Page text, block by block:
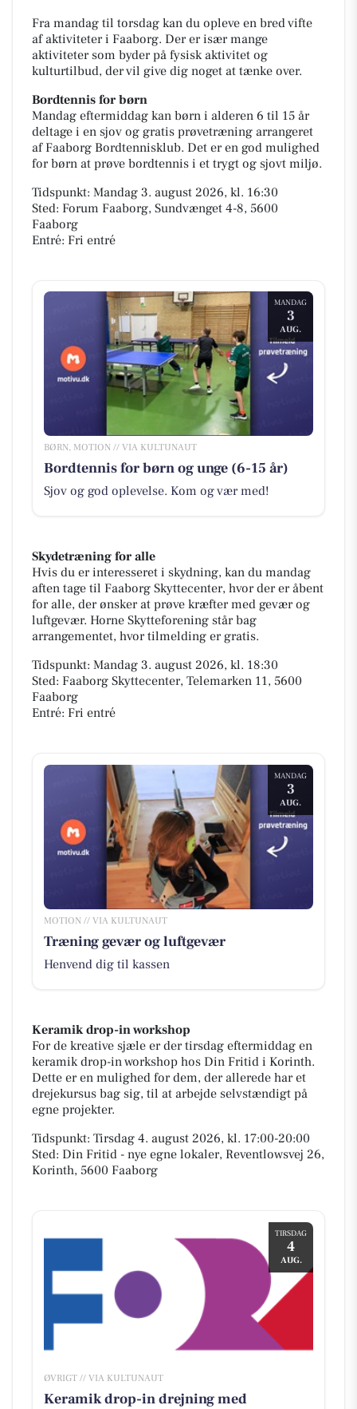
Fra mandag til torsdag kan du opleve en bred vifte
af aktiviteter i Faaborg. Der er især mange
aktiviteter som byder på fysisk aktivitet og
kulturtilbud, der vil give dig noget at tænke over.
Bordtennis for børn
Mandag eftermiddag kan børn i alderen 6 til 15 år
deltage i en sjov og gratis prøvetræning arrangeret
af Faaborg Bordtennisklub. Det er en god mulighed
for børn at prøve bordtennis i et trygt og sjovt miljø.
Tidspunkt: Mandag 3. august 2026, kl. 16:30
Sted: Forum Faaborg, Sundvænget 4-8, 5600
Faaborg
Entré: Fri entré
MANDAG
3
AUG.
BØRN, MOTION // VIA KULTUNAUT
Bordtennis for børn og unge (6-15 år)
Sjov og god oplevelse. Kom og vær med!
Skydetræning for alle
Hvis du er interesseret i skydning, kan du mandag
aften tage til Faaborg Skyttecenter, hvor der er åbent
for alle, der ønsker at prøve kræfter med gevær og
luftgevær. Horne Skytteforening står bag
arrangementet, hvor tilmelding er gratis.
Tidspunkt: Mandag 3. august 2026, kl. 18:30
Sted: Faaborg Skyttecenter, Telemarken 11, 5600
Faaborg
Entré: Fri entré
MANDAG
3
AUG.
MOTION // VIA KULTUNAUT
Træning gevær og luftgevær
Henvend dig til kassen
Keramik drop-in workshop
For de kreative sjæle er der tirsdag eftermiddag en
keramik drop-in workshop hos Din Fritid i Korinth.
Dette er en mulighed for dem, der allerede har et
drejekursus bag sig, til at arbejde selvstændigt på
egne projekter.
Tidspunkt: Tirsdag 4. august 2026, kl. 17:00-20:00
Sted: Din Fritid - nye egne lokaler, Reventlowsvej 26,
Korinth, 5600 Faaborg
TIRSDAG
4
AUG.
ØVRIGT // VIA KULTUNAUT
Keramik drop-in drejning med